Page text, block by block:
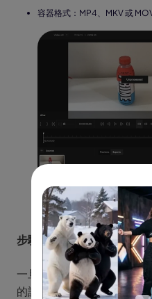
容器格式：MP4、MKV 或 MOV
步驟 6：導出影片
一旦所有選項設置完成，
的設備上。